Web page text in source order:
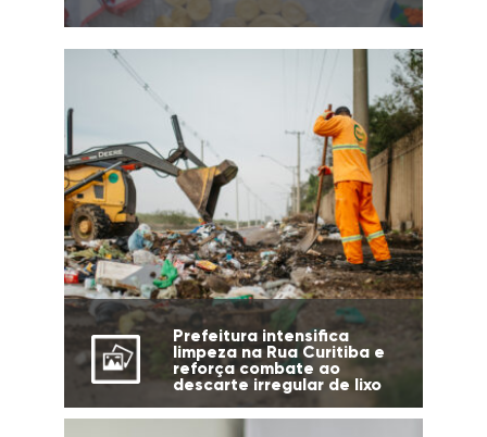
Prefeitura intensifica
limpeza na Rua Curitiba e
reforça combate ao
descarte irregular de lixo